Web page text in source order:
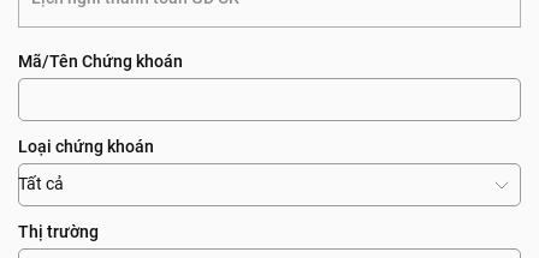
Mã/Tên Chứng khoán
Loại chứng khoán
Tất cả
Thị trường